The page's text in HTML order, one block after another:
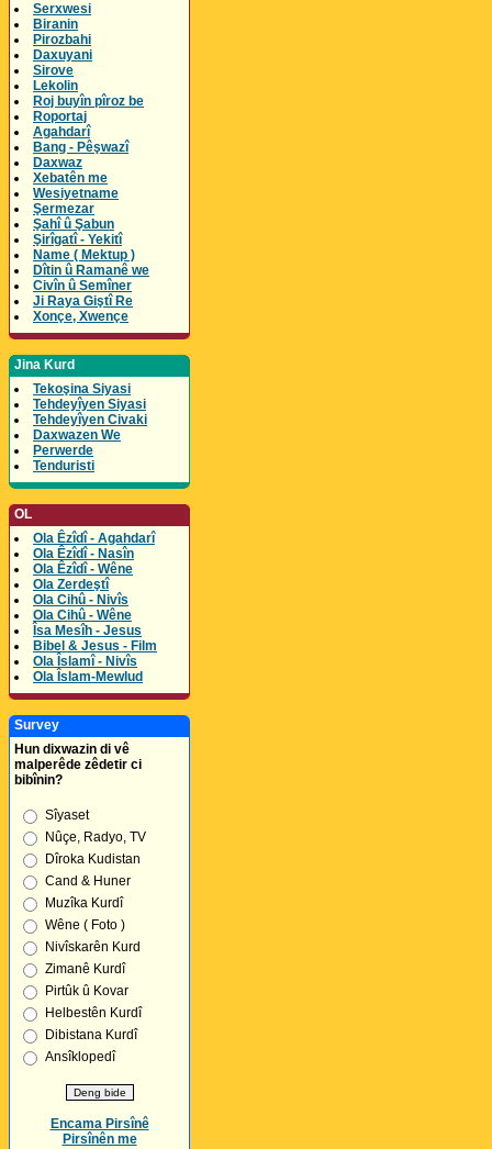
Serxwesi
Biranin
Pirozbahi
Daxuyani
Sirove
Lekolin
Roj buyîn pîroz be
Roportaj
Agahdarî
Bang - Pêşwazî
Daxwaz
Xebatên me
Wesiyetname
Şermezar
Şahî û Şabun
Şirîgatî - Yekitî
Name ( Mektup )
Dîtin û Ramanê we
Civîn û Semîner
Ji Raya Giştî Re
Xonçe, Xwençe
Jina Kurd
Tekoşina Siyasi
Tehdeyîyen Siyasi
Tehdeyîyen Civaki
Daxwazen We
Perwerde
Tenduristi
OL
Ola Êzîdî - Agahdarî
Ola Êzîdî - Nasîn
Ola Êzîdî - Wêne
Ola Zerdeştî
Ola Cihû - Nivîs
Ola Cihû - Wêne
Îsa Mesîh - Jesus
Bibel & Jesus - Film
Ola Îslamî - Nivîs
Ola Îslam-Mewlud
Survey
Hun dixwazin di vê
malperêde zêdetir ci
bibînin?
Sîyaset
Nûçe, Radyo, TV
Dîroka Kudistan
Cand & Huner
Muzîka Kurdî
Wêne ( Foto )
Nivîskarên Kurd
Zimanê Kurdî
Pirtûk û Kovar
Helbestên Kurdî
Dibistana Kurdî
Ansîklopedî
Encama Pirsînê
Pirsînên me